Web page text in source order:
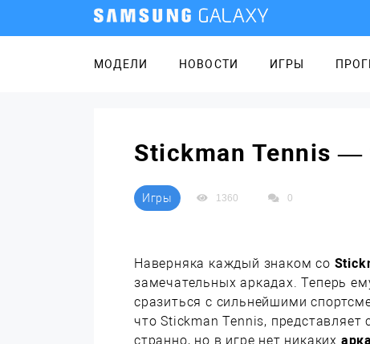
МОДЕЛИ НОВОСТИ ИГРЫ
Stickman Tennis —
Игры 1360 0
Наверняка каждый знаком со
замечательных аркадах. Теперь
сразиться с сильнейшими
что Stickman Tennis, представляет
странно, но в игре нет никаких